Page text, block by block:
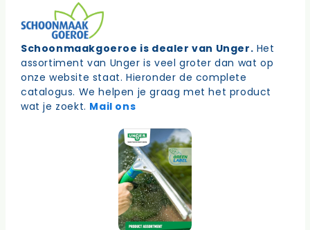
Schoonmaakgoeroe is dealer van Unger. Het
assortiment van Unger is veel groter dan wat op
onze website staat. Hieronder de complete
catalogus. We helpen je graag met het product
wat je zoekt. Mail ons